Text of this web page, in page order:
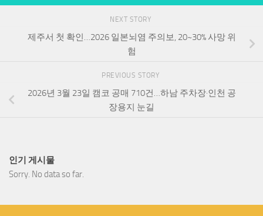
NEXT STORY
제주서 첫 확인…2026 일본뇌염 주의보, 20~30% 사망 위
험
PREVIOUS STORY
2026년 3월 23일 캠코 공매 710건…하남 주차장·인천 공
장용지 눈길
인기 게시물
Sorry. No data so far.